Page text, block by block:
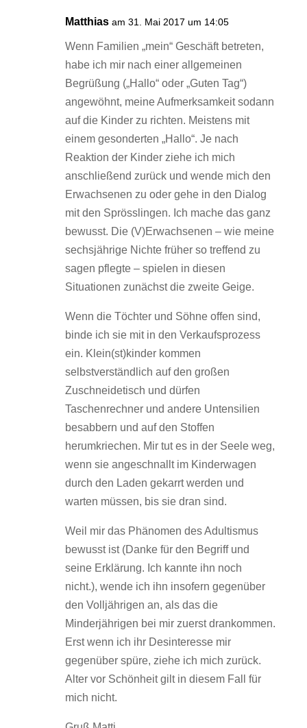
Matthias am 31. Mai 2017 um 14:05
Wenn Familien „mein“ Geschäft betreten,
habe ich mir nach einer allgemeinen
Begrüßung („Hallo“ oder „Guten Tag“)
angewöhnt, meine Aufmerksamkeit sodann
auf die Kinder zu richten. Meistens mit
einem gesonderten „Hallo“. Je nach
Reaktion der Kinder ziehe ich mich
anschließend zurück und wende mich den
Erwachsenen zu oder gehe in den Dialog
mit den Sprösslingen. Ich mache das ganz
bewusst. Die (V)Erwachsenen – wie meine
sechsjährige Nichte früher so treffend zu
sagen pflegte – spielen in diesen
Situationen zunächst die zweite Geige.
Wenn die Töchter und Söhne offen sind,
binde ich sie mit in den Verkaufsprozess
ein. Klein(st)kinder kommen
selbstverständlich auf den großen
Zuschneidetisch und dürfen
Taschenrechner und andere Untensilien
besabbern und auf den Stoffen
herumkriechen. Mir tut es in der Seele weg,
wenn sie angeschnallt im Kinderwagen
durch den Laden gekarrt werden und
warten müssen, bis sie dran sind.
Weil mir das Phänomen des Adultismus
bewusst ist (Danke für den Begriff und
seine Erklärung. Ich kannte ihn noch
nicht.), wende ich ihn insofern gegenüber
den Volljährigen an, als das die
Minderjährigen bei mir zuerst drankommen.
Erst wenn ich ihr Desinteresse mir
gegenüber spüre, ziehe ich mich zurück.
Alter vor Schönheit gilt in diesem Fall für
mich nicht.